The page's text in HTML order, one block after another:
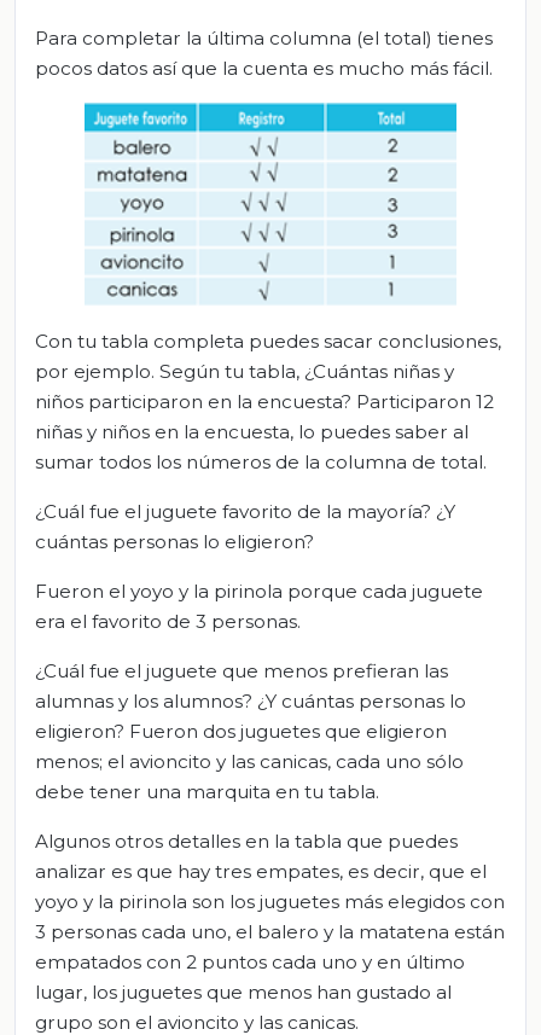
Para completar la última columna (el total) tienes
pocos datos así que la cuenta es mucho más fácil.
Con tu tabla completa puedes sacar conclusiones,
por ejemplo. Según tu tabla, ¿Cuántas niñas y
niños participaron en la encuesta? Participaron 12
niñas y niños en la encuesta, lo puedes saber al
sumar todos los números de la columna de total.
¿Cuál fue el juguete favorito de la mayoría? ¿Y
cuántas personas lo eligieron?
Fueron el yoyo y la pirinola porque cada juguete
era el favorito de 3 personas.
¿Cuál fue el juguete que menos prefieran las
alumnas y los alumnos? ¿Y cuántas personas lo
eligieron? Fueron dos juguetes que eligieron
menos; el avioncito y las canicas, cada uno sólo
debe tener una marquita en tu tabla.
Algunos otros detalles en la tabla que puedes
analizar es que hay tres empates, es decir, que el
yoyo y la pirinola son los juguetes más elegidos con
3 personas cada uno, el balero y la matatena están
empatados con 2 puntos cada uno y en último
lugar, los juguetes que menos han gustado al
grupo son el avioncito y las canicas.